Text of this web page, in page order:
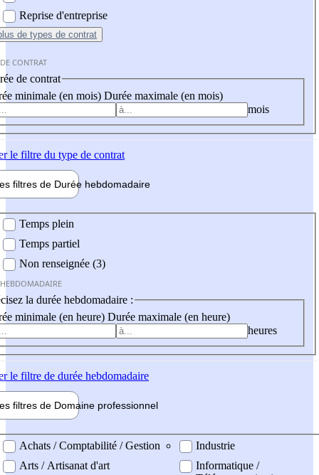
Reprise d'entreprise
de types de contrat
CONTRAT
de contrat
minimale (en mois) Durée maximale (en mois)
mois
le filtre du type de contrat
filtres de Durée hebdomadaire
Temps plein
Temps partiel
Non renseignée (3)
la durée hebdomadaire :
minimale (en heure) Durée maximale (en heure)
heures
le filtre de durée hebdomadaire
filtres de Domaine professionnel
professionel
Achats / Comptabilité / Gestion
Arts / Artisanat d'art
Industrie
Informatique /